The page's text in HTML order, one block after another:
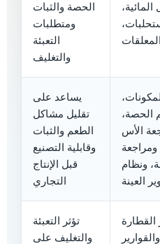
المائية،
الحصة والثبات
ومتطلبات
التعبئة
والتغليف
الحصة،
الأس
ومراجعة
ونظام
العينة
يساعد على
تقليل مشاكل
الطعم والثبات
وقابلية التصنيع
قبل الإنتاج
التجاري
القطارة
وقوارير PET والقوارير
تؤثر التعبئة
والتغليف على